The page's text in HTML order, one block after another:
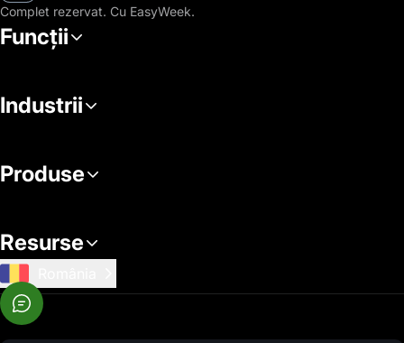
Complet rezervat. Cu EasyWeek.
Funcții
Industrii
Produse
Resurse